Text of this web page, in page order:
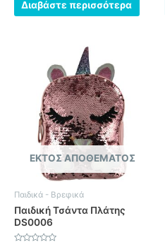
Διαβάστε περισσότερα
ΕΚΤΌΣ ΑΠΟΘΈΜΑΤΟΣ
Παιδικά - Βρεφικά
Παιδική Τσάντα Πλάτης
DS0006